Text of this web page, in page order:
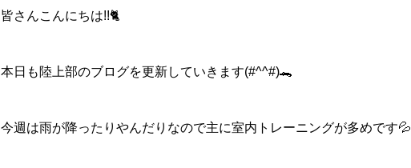
皆さんこんにちは!!🐈
本日も陸上部のブログを更新していきます(#^^#)🐊
今週は雨が降ったりやんだりなので主に室内トレーニングが多めです💦